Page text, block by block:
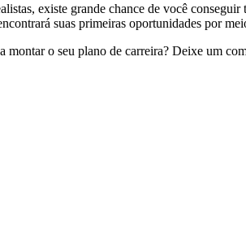
existe grande chance de você
suas primeiras oportunidades por
montar o seu plano de carreira? Deixe um